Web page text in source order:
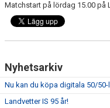
Matchstart på lördag 15.00 på
Nyhetsarkiv
Nu kan du köpa digitala 50/
Landvetter IS 95 år!